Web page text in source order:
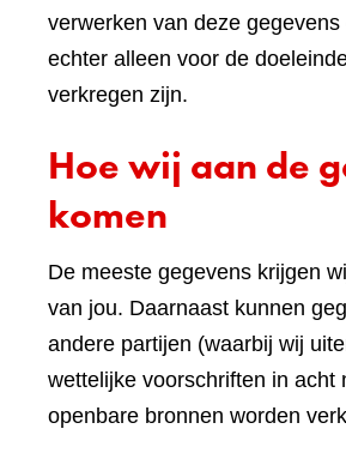
verwerken van deze gegevens
echter alleen voor de
verkregen zijn.
Hoe wij aan de
komen
De meeste gegevens krijgen
van jou. Daarnaast kunnen
andere partijen (waarbij wij
wettelijke voorschriften in acht
openbare bronnen worden